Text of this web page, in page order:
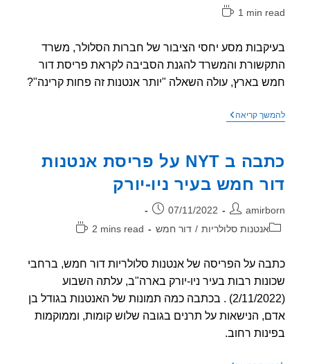
1 min
מסע יחסי הציבור של חברות הסלולר, משרד
והמשרד להגנת הסביבה לקראת פריסת דור
בארץ, עולה השאלה "יותר אנטנות זה פחות קרינה"?
קריאהריבוי
פחות
חשיפה
לקרינה?
כתבה ב NYT על פריסת אנטנות
חמש בעיר ניו-יורק
פורסם:
07/11/2022
אנטנות סלולריות / דור חמש
זמן
2 mins read
על הפריסה של אנטנות סלולריות דור חמש, ברחבי
רבות בעיר ניו-יורק בארה"ב, עלתה השבוע
(2/11/2022) . בכתבה כמה תמונות של האנטנות בגודל בן
הנישאות על תרנים בגובה שלוש קומות, וממוקמות
רחוב.